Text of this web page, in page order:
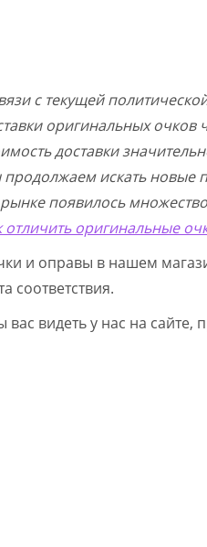
с текущей
оригинальных очков
доставки
искать новые
появилось
отличить оригинальные
и оправы в нашем
соответствия.
вас видеть у нас на